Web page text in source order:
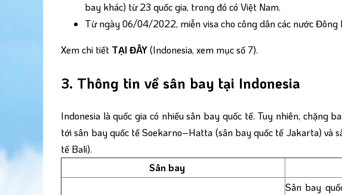
bay khác) từ 23 quốc gia, trong đó có Việt Nam.
Từ ngày 06/04/2022, miễn visa cho công dân các nước Đông
Xem chi tiết TẠI ĐÂY(Indonesia, xem mục số 7).
3. Thông tin về sân bay tại Indonesia
Indonesia là quốc gia có nhiều sân bay quốc tế. Tuy nhiên, chặng
tới sân bay quốc tế Soekarno–Hatta (sân bay quốc tế Jakarta) và
tế Bali).
Sân bay
Sân bay